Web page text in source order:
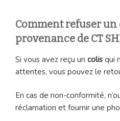
Comment refuser
provenance de CT
Si vous avez reçu un colis qui
attentes, vous pouvez le
En cas de non-conformité,
réclamation et fournir une